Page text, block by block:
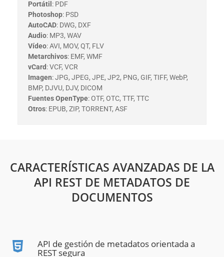
Portátil : PDF
Photoshop: PSD
AutoCAD: DWG, DXF
Audio: MP3, WAV
Vídeo: AVI, MOV, QT, FLV
Metarchivos: EMF, WMF
vCard: VCF‎, VCR
Imagen: JPG, JPEG, JPE, JP2, PNG, GIF, TIFF, WebP,
BMP, DJVU, DJV, DICOM‎
Fuentes OpenType: OTF, OTC, TTF, TTC‎
Otros: EPUB, ZIP, TORRENT, ASF
CARACTERÍSTICAS AVANZADAS DE LA
API REST DE METADATOS DE
DOCUMENTOS
API de gestión de metadatos orientada a
REST segura